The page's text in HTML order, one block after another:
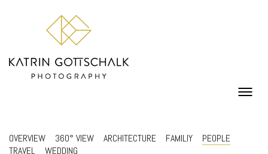
OVERVIEW 360° VIEW ARCHITECTURE FAMILIY
PEOPLE
TRAVEL
WEDDING